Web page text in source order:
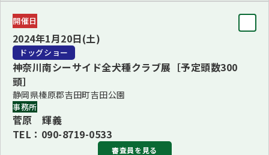
審査員長
小松 隆樹
審査員
倉持 宏也、佐藤 委子
開催日
2024年1月20日(土)
ドッグショー
神奈川南シーサイド全犬種クラブ展［予定頭数300
頭］
静岡県榛原郡吉田町吉田公園
事務所
菅原 輝義
TEL：090-8719-0533
審査員を見る